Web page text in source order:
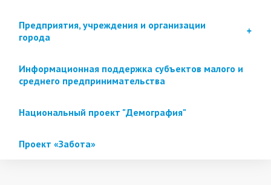
Предприятия, учреждения и организации
города
Информационная поддержка субъектов малого и
среднего предпринимательства
Национальный проект "Демография"
Проект «Забота»